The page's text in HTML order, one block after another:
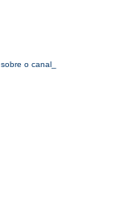
sobre o canal_